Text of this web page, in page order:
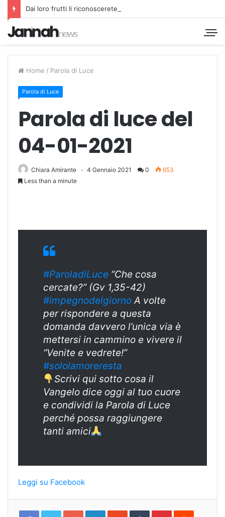
Dai loro frutti li riconoscerete
Home / Parola di Luce
Parola di Luce
Parola di luce del
04-01-2021
Chiara Amirante 4 Gennaio 2021 0
653
Less than a minute
#ParoladiLuce “Che cosa
cercate?” (Gv 1,35-42)
#impegnodelgiornoA volte
per rispondere a questa
domanda davvero l’unica via è
mettersi in cammino e vivere il
“Venite e vedrete!”
#sololamoreresta
Scrivi qui sotto cosa il
Vangelo dice oggi al tuo cuore
e condividi la Parola di Luce
perché possa raggiungere
tanti amici
Leggi su Facebook
Google+LinkedInStumbleUpon
TumblrPinterestReddit